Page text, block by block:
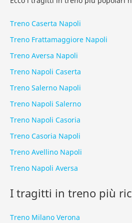
Treno Caserta Napoli
Treno Frattamaggiore Napoli
Treno Aversa Napoli
Treno Napoli Caserta
Treno Salerno Napoli
Treno Napoli Salerno
Treno Napoli Casoria
Treno Casoria Napoli
Treno Avellino Napoli
Treno Napoli Aversa
I tragitti in treno più
Treno Milano Verona